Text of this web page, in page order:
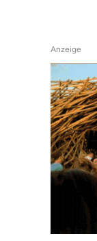
Anzeige